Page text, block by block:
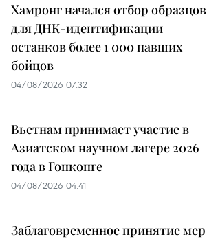
Хамронг начался отбор образцов
для ДНК-идентификации
останков более 1 000 павших
бойцов
04/08/2026 07:32
Вьетнам принимает участие в
Азиатском научном лагере 2026
года в Гонконге
04/08/2026 04:41
Заблаговременное принятие мер